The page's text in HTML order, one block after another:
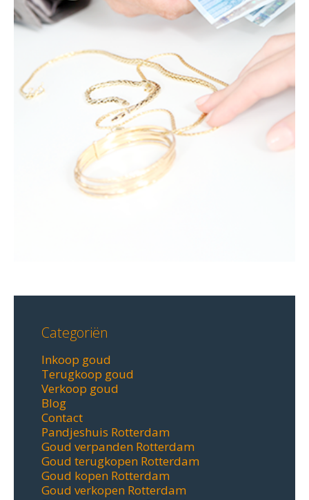
Categoriën
Inkoop goud
Terugkoop goud
Verkoop goud
Blog
Contact
Pandjeshuis Rotterdam
Goud verpanden Rotterdam
Goud terugkopen Rotterdam
Goud kopen Rotterdam
Goud verkopen Rotterdam